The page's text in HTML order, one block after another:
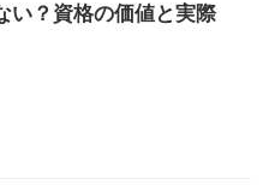
い？資格の価値と実際